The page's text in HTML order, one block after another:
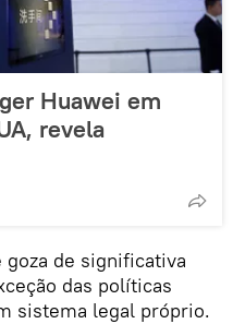
Huawei em
revela
goza de significativa
das políticas
sistema legal próprio.